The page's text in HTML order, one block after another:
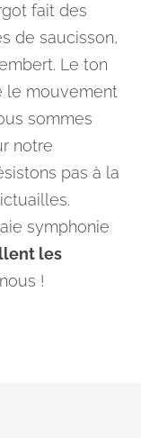
fait des
de saucisson,
Le ton
le mouvement
sommes
notre
pas à la
symphonie
les
!